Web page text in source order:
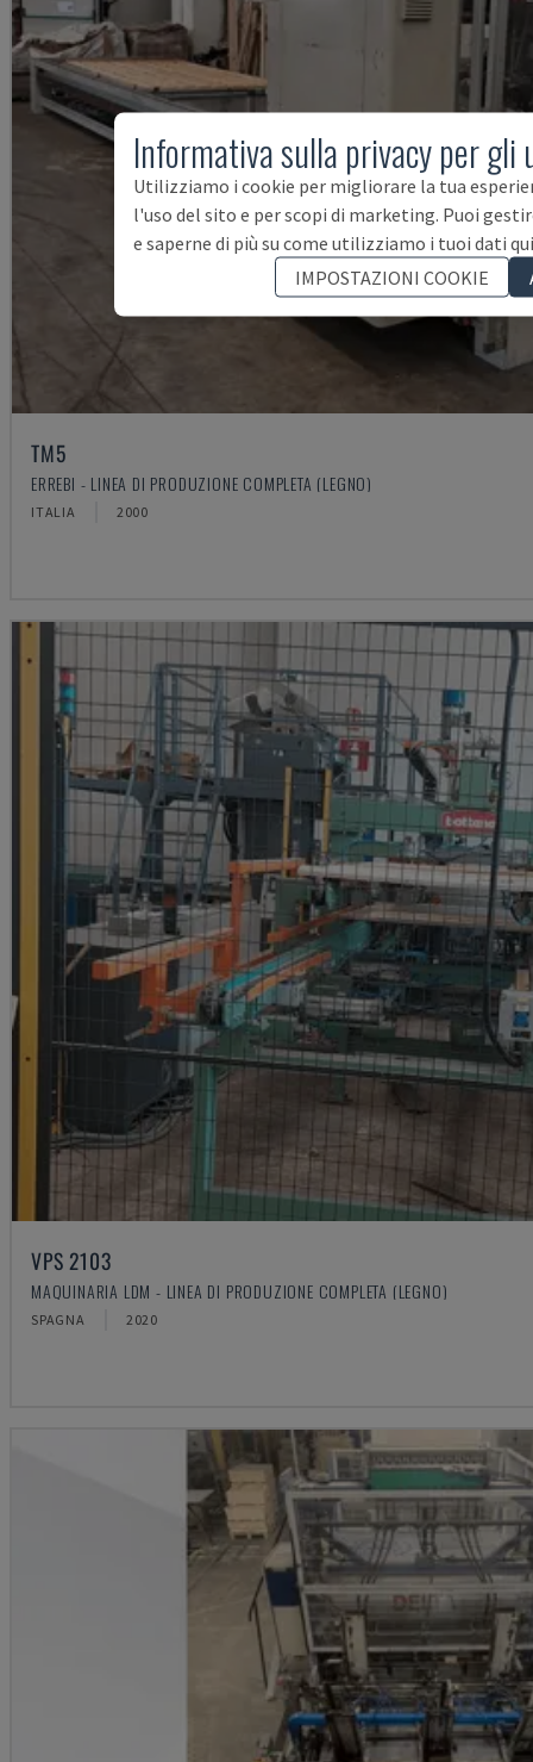
TM5
ERREBI - LINEA DI PRODUZIONE COMPLETA (LEGNO)
ITALIA 2000
VPS 2103
MAQUINARIA LDM - LINEA DI PRODUZIONE COMPLETA (LEGNO)
SPAGNA 2020
Informativa sulla privacy per gli
Utilizziamo i cookie per migliorare la tua
l'uso del sito e per scopi di marketing. Puoi
e saperne di più su come utilizziamo i tuoi dati
IMPOSTAZIONI COOKIE